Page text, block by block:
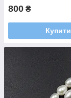
800 ₴
Купити